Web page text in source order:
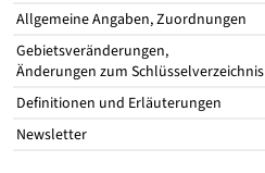
Allgemeine Angaben, Zuordnungen
Gebietsveränderungen,
Änderungen zum Schlüsselverzeichnis
Definitionen und Erläuterungen
Newsletter